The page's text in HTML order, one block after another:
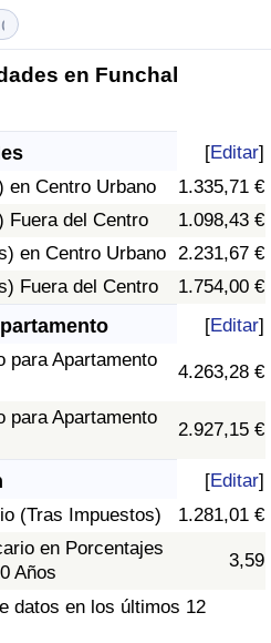
en Funchal
[Editar]
en Centro Urbano
1.335,71 €
Fuera del Centro
1.098,43 €
en Centro Urbano 2.231,67 €
Fuera del Centro
1.754,00 €
[Editar]
para Apartamento
4.263,28 €
para Apartamento
2.927,15 €
[Editar]
(Tras Impuestos)
1.281,01 €
en Porcentajes
Años
3,59
datos en los últimos 12
país
(Actual)
por País
(Actual)
por país
Criminalidad
país